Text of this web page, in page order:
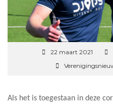
22 maart 2021
Als het is toegestaan in deze